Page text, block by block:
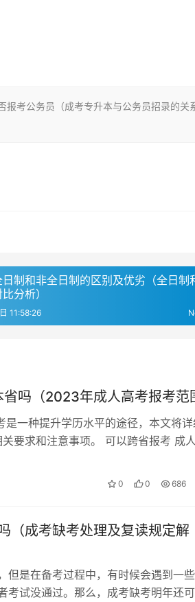
学历，那么属于普通本科学历，而成考
人高等教育学历。不过，无论是成考专
专科学历更受用人单位青睐，因为本
管理岗位。因此，选择成考专升本提
。
考公务员（成考专升本与公务员招录的关
制和非全日制的区别及优劣（全日制
分析）
11:58:26
吗（2023年成人高考报考范
一种提升学历水平的途径，本文将详
要求和注意事项。 可以跨省报考 成
0 0 686
（成考缺考处理及复读规定解
但是在备考过程中，有时候会遇到一
考试没通过。那么，成考缺考明年还可